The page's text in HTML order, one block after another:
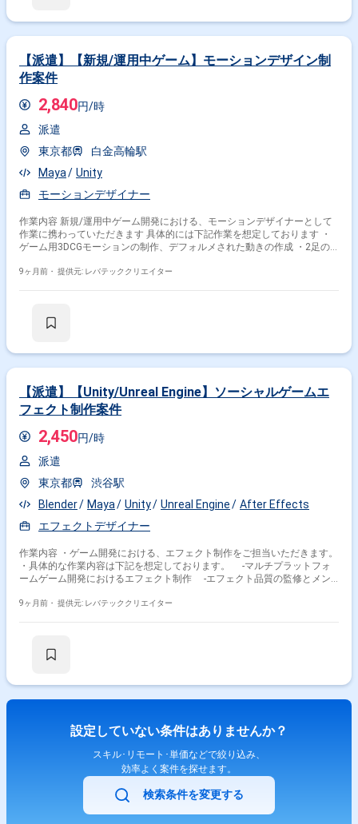
【派遣】【新規/運用中ゲーム】モーションデザイン制
作案件
2,840円/時
派遣
東京都
白金高輪駅
Maya
Unity
モーションデザイナー
作業内容 新規/運用中ゲーム開発における、モーションデザイナーとして
作業に携わっていただきます 具体的には下記作業を想定しております ・
ゲーム用3DCGモーションの制作、デフォルメされた動きの作成 ・2足の
作成 ・Confluence等を用いた案件情報整理など ・クオリティチェック作
9ヶ月前・ 提供元: レバテッククリエイター
【派遣】【Unity/Unreal Engine】ソーシャルゲームエ
フェクト制作案件
2,450円/時
派遣
東京都
渋谷駅
Blender
Maya Unity Unreal Engine
After Effects
エフェクトデザイナー
作業内容 ・ゲーム開発における、エフェクト制作をご担当いただきます。
・具体的な作業内容は下記を想定しております。 -マルチプラットフォ
ームゲーム開発におけるエフェクト制作 -エフェクト品質の監修とメン
9ヶ月前・ 提供元: レバテッククリエイター
設定していない条件はありませんか？
スキル･リモート･単価などで絞り込み、
効率よく案件を探せます。
検索条件を変更する